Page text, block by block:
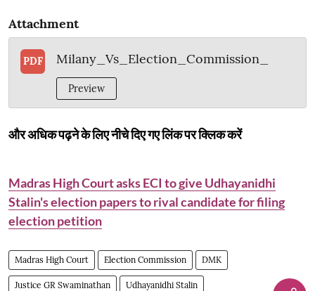
Attachment
PDF Milany_Vs_Election_Commission_
Preview
और अधिक पढ़ने के लिए नीचे दिए गए लिंक पर क्लिक करें
Madras High Court asks ECI to give Udhayanidhi
Stalin's election papers to rival candidate for filing
election petition
Madras High Court Election Commission DMK
Justice GR Swaminathan Udhayanidhi Stalin